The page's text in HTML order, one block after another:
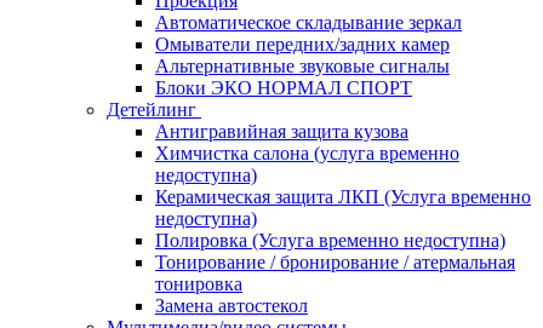
Автоматическое складывание зеркал
Омыватели передних/задних камер
Альтернативные звуковые сигналы
Блоки ЭКО НОРМАЛ СПОРТ
Детейлинг
Антигравийная защита кузова
Химчистка салона (услуга временно
недоступна)
Керамическая защита ЛКП (Услуга временно
недоступна)
Полировка (Услуга временно недоступна)
Тонирование / бронирование / атермальная
тонировка
Замена автостекол